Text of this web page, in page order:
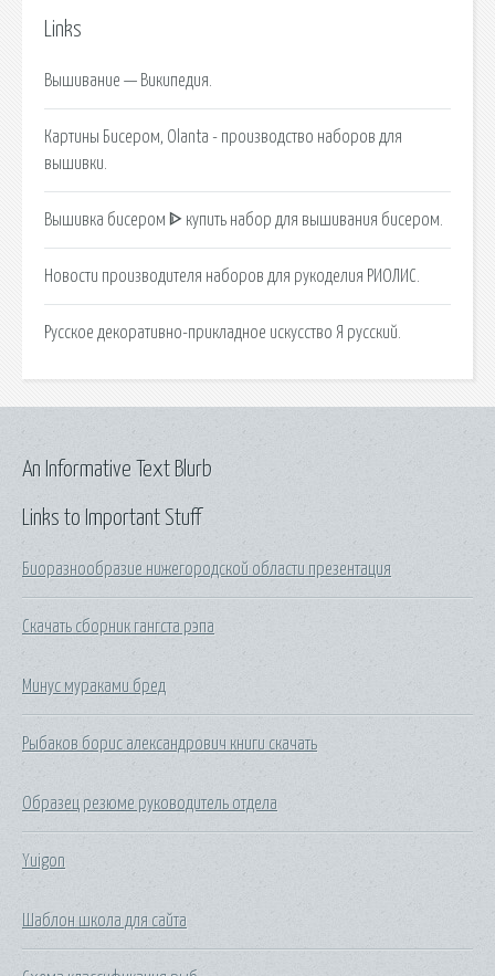
Links
Вышивание — Википедия.
Картины Бисером, Olanta - производство наборов для
вышивки.
Вышивка бисером ᐈ купить набор для вышивания бисером.
Новости производителя наборов для рукоделия РИОЛИС.
Русское декоративно-прикладное искусство Я русский.
Links to Important Stuff
Биоразнообразие нижегородской области презентация
Скачать сборник гангста рэпа
Минус мураками бред
Рыбаков борис александрович книги скачать
Образец резюме руководитель отдела
Yuigon
Шаблон школа для сайта
An Informative Text Blurb